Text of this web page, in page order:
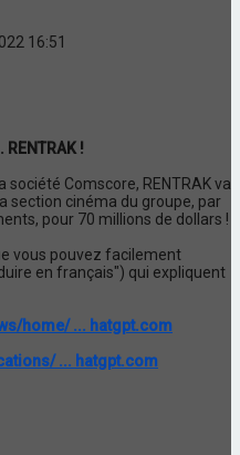
16:51
!
Comscore, RENTRAK va
section cinéma du groupe, par
pour 70 millions de dollars !
vous pouvez facilement
en français") qui expliquent
home/ ... hatgpt.com
... hatgpt.com